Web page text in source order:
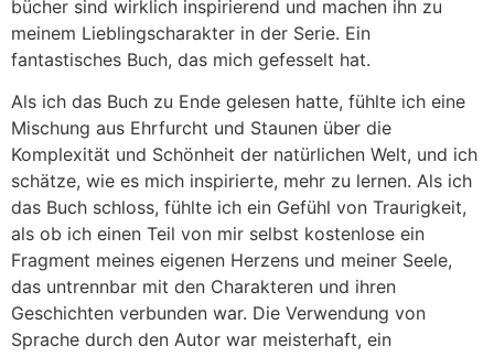
bücher sind wirklich inspirierend und machen ihn zu
meinem Lieblingscharakter in der Serie. Ein
fantastisches Buch, das mich gefesselt hat.
Als ich das Buch zu Ende gelesen hatte, fühlte ich eine
Mischung aus Ehrfurcht und Staunen über die
Komplexität und Schönheit der natürlichen Welt, und ich
schätze, wie es mich inspirierte, mehr zu lernen. Als ich
das Buch schloss, fühlte ich ein Gefühl von Traurigkeit,
als ob ich einen Teil von mir selbst kostenlose ein
Fragment meines eigenen Herzens und meiner Seele,
das untrennbar mit den Charakteren und ihren
Geschichten verbunden war. Die Verwendung von
Sprache durch den Autor war meisterhaft, ein